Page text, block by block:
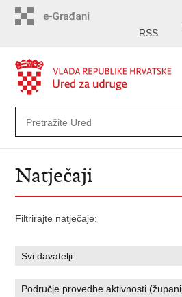
RSS
Natječaji
Filtrirajte natječaje: